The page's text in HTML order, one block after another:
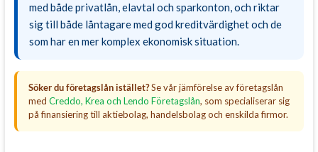
med både privatlån, elavtal och sparkonton, och riktar
sig till både låntagare med god kreditvärdighet och de
som har en mer komplex ekonomisk situation.
Söker du företagslån istället?Se vår jämförelse av företagslån
med Creddo, Krea och Lendo Företagslån, som specialiserar sig
på finansiering till aktiebolag, handelsbolag och enskilda firmor.